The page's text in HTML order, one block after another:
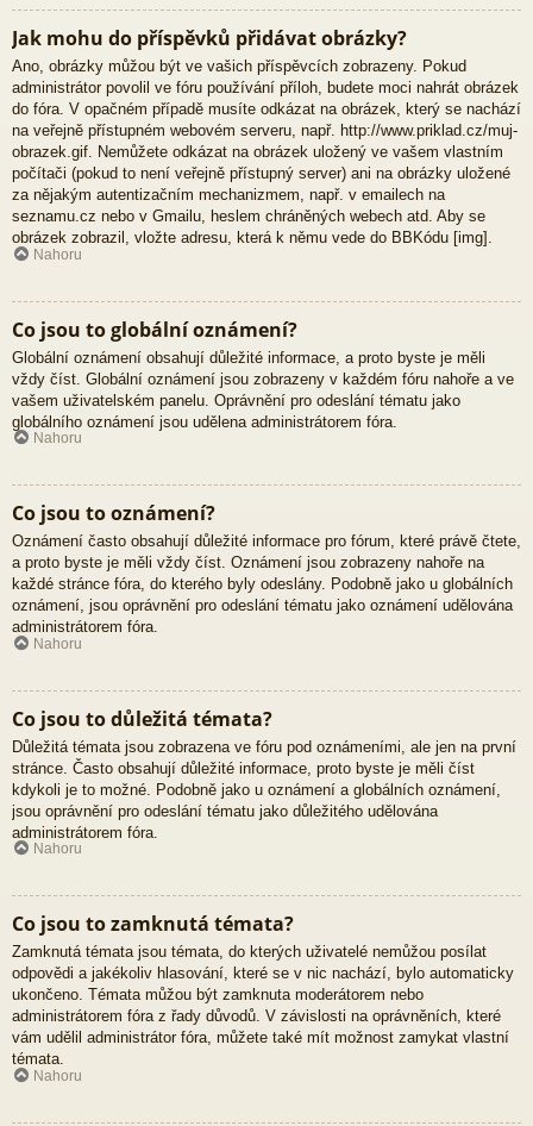
Jak mohu do příspěvků přidávat obrázky?
Ano, obrázky můžou být ve vašich příspěvcích zobrazeny. Pokud
administrátor povolil ve fóru používání příloh, budete moci nahrát obrázek
do fóra. V opačném případě musíte odkázat na obrázek, který se nachází
na veřejně přístupném webovém serveru, např. http://www.priklad.cz/muj-
obrazek.gif. Nemůžete odkázat na obrázek uložený ve vašem vlastním
počítači (pokud to není veřejně přístupný server) ani na obrázky uložené
za nějakým autentizačním mechanizmem, např. v emailech na
seznamu.cz nebo v Gmailu, heslem chráněných webech atd. Aby se
obrázek zobrazil, vložte adresu, která k němu vede do BBKódu [img].
Nahoru
Co jsou to globální oznámení?
Globální oznámení obsahují důležité informace, a proto byste je měli
vždy číst. Globální oznámení jsou zobrazeny v každém fóru nahoře a ve
vašem uživatelském panelu. Oprávnění pro odeslání tématu jako
globálního oznámení jsou udělena administrátorem fóra.
Nahoru
Co jsou to oznámení?
Oznámení často obsahují důležité informace pro fórum, které právě čtete,
a proto byste je měli vždy číst. Oznámení jsou zobrazeny nahoře na
každé stránce fóra, do kterého byly odeslány. Podobně jako u globálních
oznámení, jsou oprávnění pro odeslání tématu jako oznámení udělována
administrátorem fóra.
Nahoru
Co jsou to důležitá témata?
Důležitá témata jsou zobrazena ve fóru pod oznámeními, ale jen na první
stránce. Často obsahují důležité informace, proto byste je měli číst
kdykoli je to možné. Podobně jako u oznámení a globálních oznámení,
jsou oprávnění pro odeslání tématu jako důležitého udělována
administrátorem fóra.
Nahoru
Co jsou to zamknutá témata?
Zamknutá témata jsou témata, do kterých uživatelé nemůžou posílat
odpovědi a jakékoliv hlasování, které se v nic nachází, bylo automaticky
ukončeno. Témata můžou být zamknuta moderátorem nebo
administrátorem fóra z řady důvodů. V závislosti na oprávněních, které
vám udělil administrátor fóra, můžete také mít možnost zamykat vlastní
témata.
Nahoru